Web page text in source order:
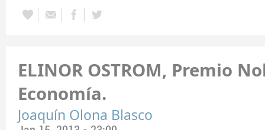
ELINOR OSTROM, Premio
Economía.
Joaquín Olona Blasco